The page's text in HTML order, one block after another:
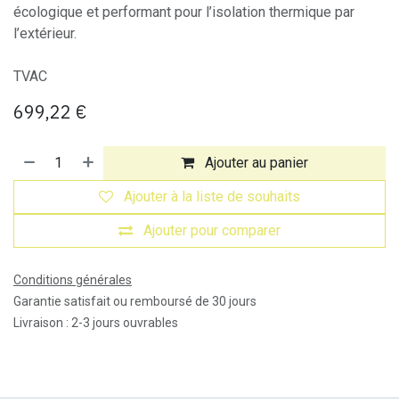
écologique et performant pour l’isolation thermique par
l’extérieur.
TVAC
699,22 €
Ajouter au panier
Ajouter pour comparer
Ajouter à la liste de souhaits
Conditions générales
Garantie satisfait ou remboursé de 30 jours
Livraison : 2-3 jours ouvrables